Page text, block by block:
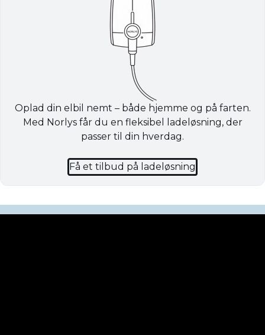
Oplad din elbil nemt – både hjemme og på farten.
Med Norlys får du en fleksibel ladeløsning, der
passer til din hverdag.
Få et tilbud på ladeløsning